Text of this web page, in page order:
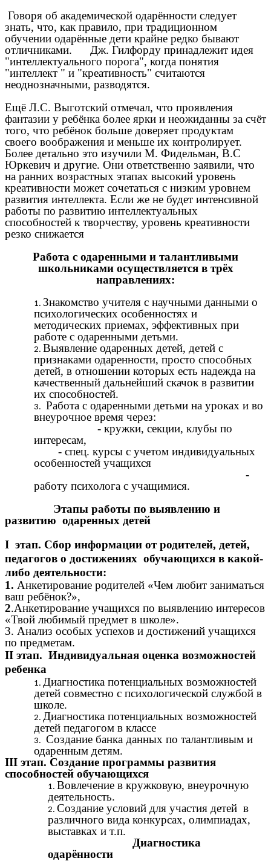
Говоря об академической одарённости следует
знать, что, как правило, при традиционном
обучении одарённые дети крайне редко бывают
отличниками. Дж. Гилфорду принадлежит идея
"интеллектуального порога", когда понятия
"интеллект " и "креативность" считаются
неоднозначными, разводятся.
Ещё Л.С. Выготский отмечал, что проявления
фантазии у ребёнка более ярки и неожиданны за счёт
того, что ребёнок больше доверяет продуктам
своего воображения и меньше их контролирует.
Более детально это изучили М. Фидельман, В.С
Юркевич и другие. Они ответственно заявили, что
на ранних возрастных этапах высокий уровень
креативности может сочетаться с низким уровнем
развития интеллекта. Если же не будет интенсивной
работы по развитию интеллектуальных
способностей к творчеству, уровень креативности
резко снижается
Работа с одаренными и талантливыми
школьниками осуществляется в трёх
направлениях:
Знакомство учителя с научными данными о
психологических особенностях и
методических приемах, эффективных при
работе с одаренными детьми.
Выявление одаренных детей, детей с
признаками одаренности, просто способных
детей, в отношении которых есть надежда на
качественный дальнейший скачок в развитии
их способностей.
Работа с одаренными детьми на уроках и во
внеурочное время через:
- кружки, секции, клубы по
интересам,
- спец. курсы с учетом индивидуальных
особенностей учащихся
-
работу психолога с учащимися.
Этапы работы по выявлению и
развитию одаренных детей
I этап. Сбор информации от родителей, детей,
педагогов о достижениях обучающихся в какой-
либо деятельности:
1. Анкетирование родителей «Чем любит заниматься
ваш ребёнок?»,
2.Анкетирование учащихся по выявлению интересов
«Твой любимый предмет в школе».
3. Анализ особых успехов и достижений учащихся
по предметам.
II этап. Индивидуальная оценка возможностей
ребенка
Диагностика потенциальных возможностей
детей совместно с психологической службой в
школе.
Диагностика потенциальных возможностей
детей педагогом в классе
Создание банка данных по талантливым и
одаренным детям.
III этап. Создание программы развития
способностей обучающихся
Вовлечение в кружковую, внеурочную
деятельность.
Создание условий для участия детей в
различного вида конкурсах, олимпиадах,
выставках и т.п.
Диагностика
одарённости